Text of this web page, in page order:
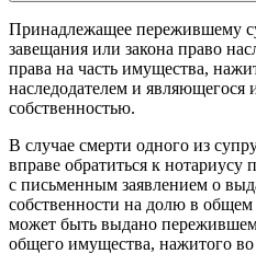
Принадлежащее пережившему
завещания или закона право
права на часть имущества,
наследодателем и являющегося
собственностью.
В случае смерти одного из
вправе обратиться к нотариусу
с письменным заявлением о
собственности на долю в
может быть выдано
общего имущества, нажитого во